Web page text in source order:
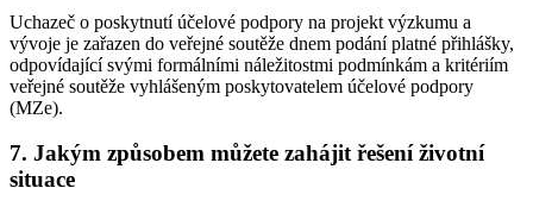
Uchazeč o poskytnutí účelové podpory na projekt výzkumu a
vývoje je zařazen do veřejné soutěže dnem podání platné přihlášky,
odpovídající svými formálními náležitostmi podmínkám a kritériím
veřejné soutěže vyhlášeným poskytovatelem účelové podpory
(MZe).
7. Jakým způsobem můžete zahájit řešení životní
situace